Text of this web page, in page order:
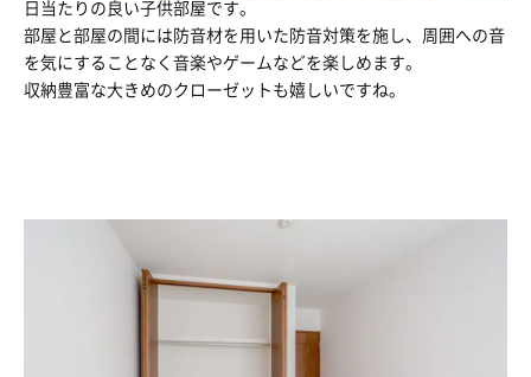
日当たりの良い子供部屋です。
部屋と部屋の間には防音材を用いた防音対策を施し、周囲への音
を気にすることなく音楽やゲームなどを楽しめます。
収納豊富な大きめのクローゼットも嬉しいですね。